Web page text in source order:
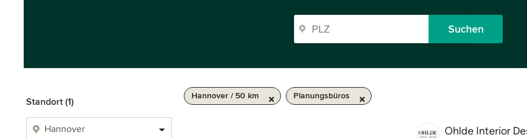
Suchen
Standort (1)
Hannover / 50 km Planungsbüros
Ohlde Interior